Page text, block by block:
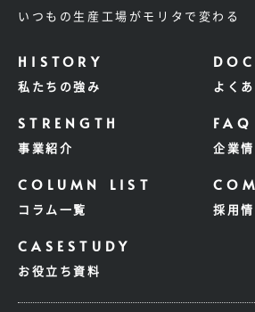
いつもの生産工場がモリタで変わる
私たちの強み
事業紹介
コラム一覧
お役立ち資料
よく
企業情
採用情